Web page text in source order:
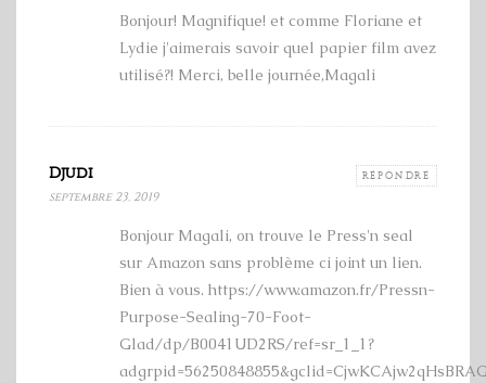
Bonjour! Magnifique! et comme Floriane et
Lydie j'aimerais savoir quel papier film avez
utilisé?! Merci, belle journée,Magali
Djudi RÉPONDRE
septembre 23, 2019
Bonjour Magali, on trouve le Press'n seal
sur Amazon sans problème ci joint un lien.
Bien à vous. https://www.amazon.fr/Pressn-
Purpose-Sealing-70-Foot-
Glad/dp/B0041UD2RS/ref=sr_1_1?